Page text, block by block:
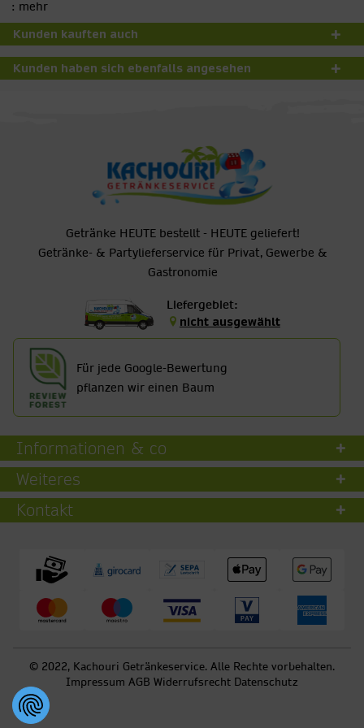
: mehr
Kunden kauften auch
Kunden haben sich ebenfalls angesehen
Getränke HEUTE bestellt - HEUTE geliefert!
Getränke- & Partylieferservice für Privat, Gewerbe &
Gastronomie
Liefergebiet:
nicht ausgewählt
Für jede Google-Bewertung
pflanzen wir einen Baum
Informationen & co
Weiteres
Kontakt
© 2022, Kachouri Getränkeservice. Alle Rechte vorbehalten.
Impressum AGB Widerrufsrecht Datenschutz